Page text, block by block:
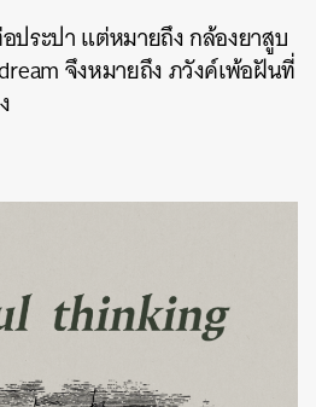
ประปาแต่หมายถึงกล้องยาสูบ
จึงหมายถึงภวังค์เพ้อฝันที่